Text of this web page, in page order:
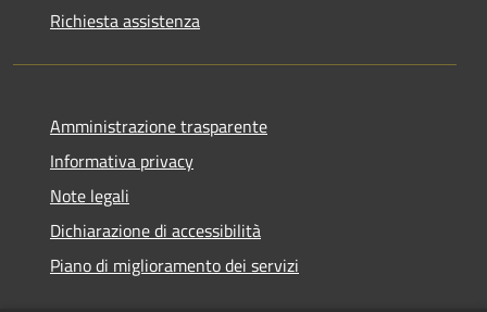
Richiesta assistenza
Amministrazione trasparente
Informativa privacy
Note legali
Dichiarazione di accessibilità
Piano di miglioramento dei servizi